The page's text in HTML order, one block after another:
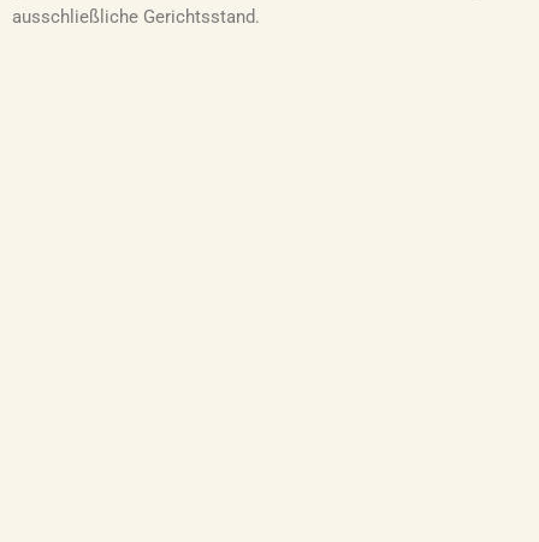
ausschließliche Gerichtsstand.